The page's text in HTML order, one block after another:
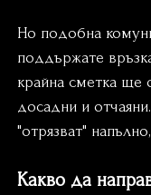
Но подобна
поддържате
крайна сметка ще
досадни и
"отрязват"
Какво да